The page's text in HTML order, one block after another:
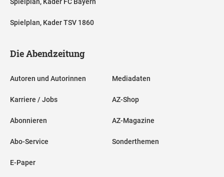
Spielplan, Kader TSV 1860
Die Abendzeitung
Autoren und Autorinnen
Karriere / Jobs
Abonnieren
Abo-Service
E-Paper
Mediadaten
AZ-Shop
AZ-Magazine
Sonderthemen